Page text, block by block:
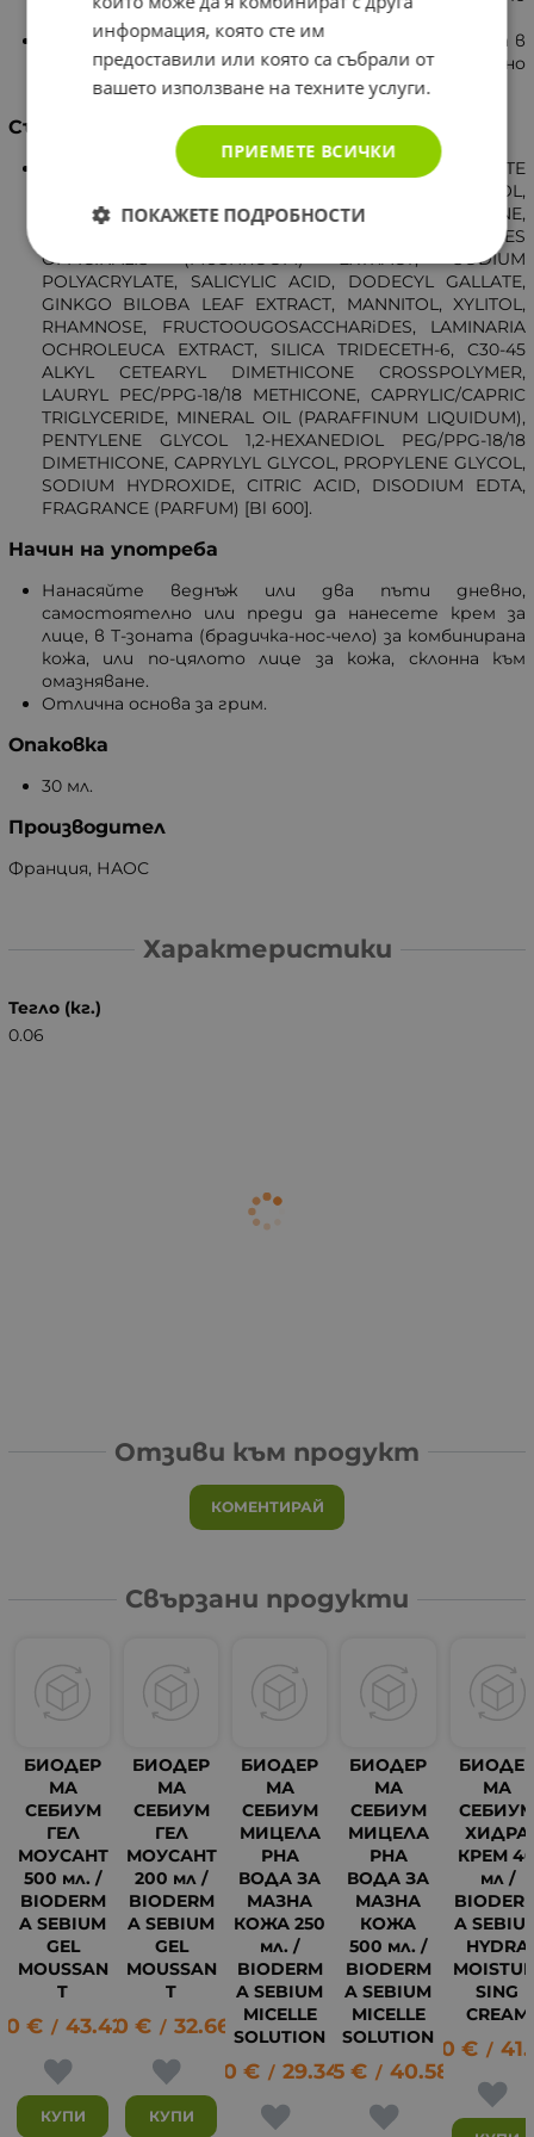
запазват нейния естествен блясък.
Леката течна формула Sebium Pore Refiner попива в
кожата незабавно и оставя приятно кадифено
усещане.
Състав
AQUA/WATER EAU, METHYL METHACRYLATE
CROSSPOLYMER, DIPROPYLENE GLYCOL,
CYCLOPENTASILOXANE, CYCLOHEXASILOXANE,
DIMETHICONE, GLYCERIN, BUTYLENE GLYCOL FOMES
OFFICINALIS (MUSHROOM) EXTRACT, SODIUM
POLYACRYLATE, SALICYLIC ACID, DODECYL GALLATE,
GINKGO BILOBA LEAF EXTRACT, MANNITOL, XYLITOL,
RHAMNOSE, FRUCTOOUGOSACCHARiDES, LAMINARIA
OCHROLEUCA EXTRACT, SILICA TRIDECETH-6, C30-45
ALKYL CETEARYL DIMETHICONE CROSSPOLYMER,
LAURYL PEC/PPG-18/18 METHICONE, CAPRYLIC/CAPRIC
TRIGLYCERIDE, MINERAL OIL (PARAFFINUM LIQUIDUM),
PENTYLENE GLYCOL 1,2-HEXANEDIOL PEG/PPG-18/18
DIMETHICONE, CAPRYLYL GLYCOL, PROPYLENE GLYCOL,
SODIUM HYDROXIDE, CITRIC ACID, DISODIUM EDTA,
FRAGRANCE (PARFUM) [Bl 600].
Начин на употреба
Нанасяйте веднъж или два пъти дневно,
самостоятелно или преди да нанесете крем за
лице, в Т-зоната (брадичка-нос-чело) за комбинирана
кожа, или по-цялото лице за кожа, склонна към
омазняване.
Отлична основа за грим.
Опаковка
30 мл.
Производител
Франция, НАОС
Характеристики
Тегло (кг.)
0.06
Отзиви към продукт
КОМЕНТИРАЙ
Свързани продукти
БИОДЕР
МА
СЕБИУМ
ГЕЛ
МОУСАНТ
500 мл. /
BIODERM
A SEBIUM
GEL
MOUSSAN
T
€ / 43.42 лв.
КУПИ
БИОДЕР
МА
СЕБИУМ
ГЕЛ
МОУСАНТ
200 мл /
BIODERM
A SEBIUM
GEL
MOUSSAN
T
16.70 € / 32.66 лв.
КУПИ
БИОДЕР
МА
СЕБИУМ
МИЦЕЛА
РНА
ВОДА ЗА
МАЗНА
КОЖА 250
мл. /
BIODERM
A SEBIUM
MICELLE
SOLUTION
15.00 € / 29.34 лв.
БИОДЕР
МА
СЕБИУМ
МИЦЕЛА
РНА
ВОДА ЗА
МАЗНА
КОЖА
500 мл. /
BIODERM
A SEBIUM
MICELLE
SOLUTION
20.75 € / 40.58
МА
ХИДРА
КРЕМ
мл /
A
HYDRA
SING
CREAM
21.40 € /
информация, която сте им
предоставили или която са събрали от
вашето използване на техните услуги.
ПРИЕМЕТЕ ВСИЧКИ
ПОКАЖЕТЕ ПОДРОБНОСТИ